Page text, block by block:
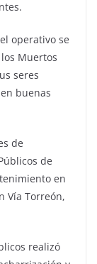
operativo se
Muertos
seres
buenas
de
de
en
Vía Torreón,
realizó